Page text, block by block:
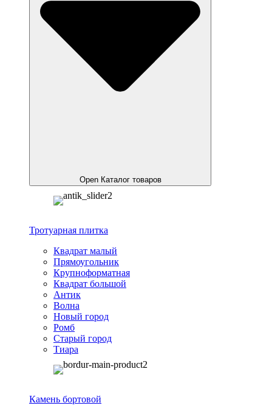
Open Каталог товаров
Тротуарная плитка
Квадрат малый
Прямоугольник
Крупноформатная
Квадрат большой
Антик
Волна
Новый город
Ромб
Старый город
Тиара
Камень бортовой